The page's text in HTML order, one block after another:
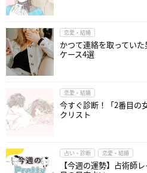
恋愛・結婚
かつて連絡を取ってい
ケース4選
恋愛・結婚
今すぐ診断！「2番目の
クリスト
占い・診断 恋愛・結婚
【今週の運勢】占術師